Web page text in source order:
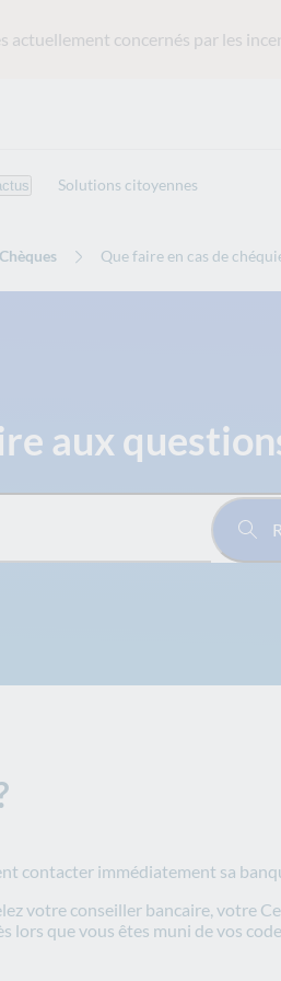
actuellement concernés par les
Solutions citoyennes
Chèques Que faire en cas de
aux
contacter immédiatement sa
votre conseiller bancaire, votre
lors que vous êtes muni de vos